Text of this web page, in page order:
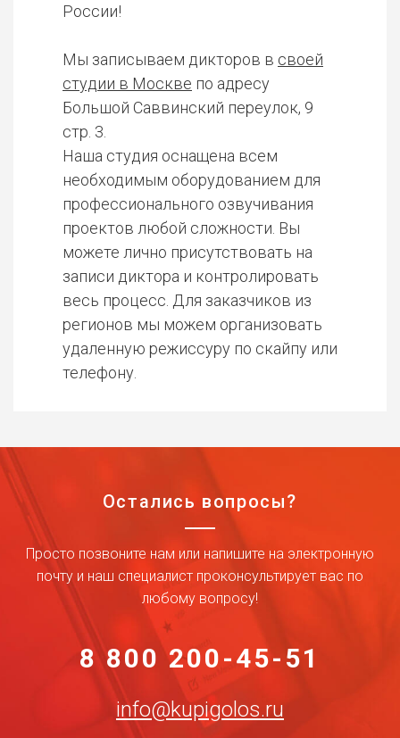
России!
Мы записываем дикторов в своей
студии в Москве по адресу
Большой Саввинский переулок, 9
стр. 3.
Наша студия оснащена всем
необходимым оборудованием для
профессионального озвучивания
проектов любой сложности. Вы
можете лично присутствовать на
записи диктора и контролировать
весь процесс. Для заказчиков из
регионов мы можем организовать
удаленную режиссуру по скайпу или
телефону.
Остались вопросы?
Просто позвоните нам или напишите на электронную
почту и наш специалист проконсультирует вас по
любому вопросу!
8 800 200-45-51
info@kupigolos.ru